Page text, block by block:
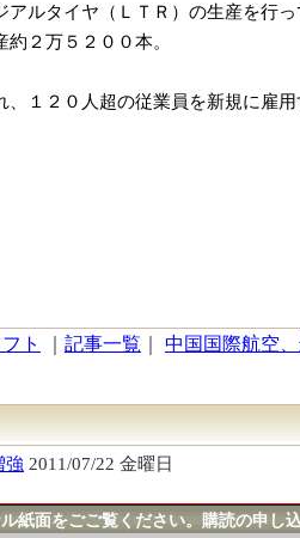
ルタイヤ（ＬＴＲ）の生産を行
２万５２００本。
１２０人超の従業員を新規に雇
ト
記事一覧
中国国際航空
強 2011/07/22 金曜日
紙面をごご覧ください。購読の申し